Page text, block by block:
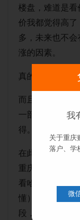
楼盘，难道是
价我都觉得高
多，未来也不
涨的因素。
真的搞不明白。
而且该楼盘大部
一部分重庆区
得。
在此也建议来
重庆区县朋友
看哈地图，不
懂），也不要一
段，交通，名
我
关于重庆
落户、学
微